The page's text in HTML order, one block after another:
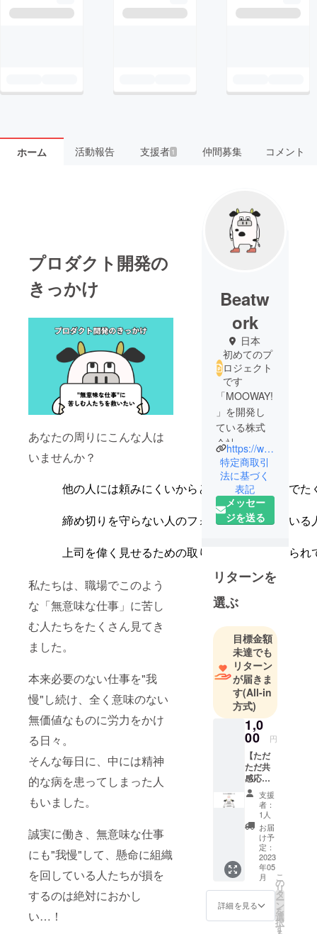
ホーム 活動報告 支援者 1 仲間募集 コメント
プロダクト開発の
きっかけ
あなたの周りにこんな人は
いませんか？
他の人には頼みにくいからと、他人の仕事までた
締め切りを守らない人のフォローで疲弊している
上司を偉く見せるための取り巻きを演じさせられ
私たちは、職場でこのよう
な「無意味な仕事」に苦し
む人たちをたくさん見てき
ました。
本来必要のない仕事を"我
慢"し続け、全く意味のない
無価値なものに労力をかけ
る日々。
そんな毎日に、中には精神
的な病を患ってしまった人
もいました。
誠実に働き、無意味な仕事
にも"我慢"して、懸命に組織
を回している人たちが損を
するのは絶対におかし
い…！
Beatw
ork
日本
初めてのプ
ロジェクト
です
「MOOWAY!
」を開発し
ている株式
会社
Beatworkで
す。
私たちは地
方のお客様
を中心に、
用したAIによ
る業務効率
化支援やプ
開発を行っ
ています。
https://www.beatwork.co.jp/
特定商取引
法に基づく
表記
メッセー
ジを送る
リターンを
選ぶ
目標金額
未達でも
リターン
が届きま
す(All-in
方式)
1,0
00 円
【ただ
ただ共
感応援
コー
ス】
「MOO
WAY!」
の認知
拡大を
ただた
だ応援
してく
ださる
方向け
のリ
ターン
支援
者：
1人
お届
け予
定：
2023
年05
月
詳細を見る
こ
の
リ
タ
ー
ン
を
選
択
す